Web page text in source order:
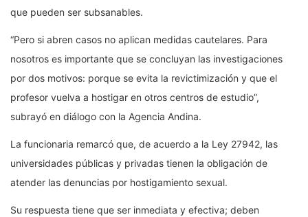
que pueden ser subsanables.
“Pero si abren casos no aplican medidas cautelares. Para
nosotros es importante que se concluyan las investigaciones
por dos motivos: porque se evita la revictimización y que el
profesor vuelva a hostigar en otros centros de estudio”,
subrayó en diálogo con la Agencia Andina.
La funcionaria remarcó que, de acuerdo a la Ley 27942, las
universidades públicas y privadas tienen la obligación de
atender las denuncias por hostigamiento sexual.
Su respuesta tiene que ser inmediata y efectiva; deben